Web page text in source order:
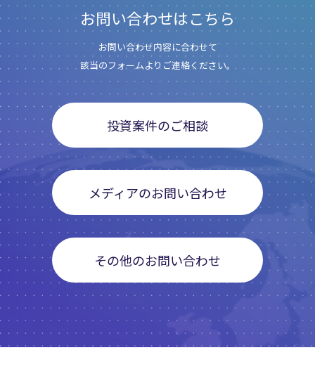
お問い合わせはこちら
お問い合わせ内容に合わせて
該当のフォームよりご連絡ください。
投資案件のご相談
メディアのお問い合わせ
その他のお問い合わせ